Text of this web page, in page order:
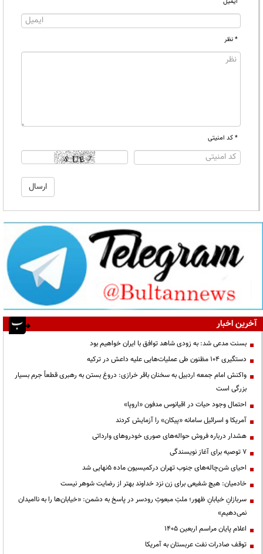
* نظر
* کد امنیتی
آخرین اخبار
بسنت مدعی شد: به زودی شاهد توافق با ایران خواهیم بود
دستگیری ۱۰۴ مظنون طی عملیات‌هایی علیه داعش در ترکیه
واکنش امام جمعه اردبیل به سخنان باقر خرازی: دروغ بستن به رهبری قطعاً جرم بسیار
بزرگی است
احتمال وجود حیات در اقیانوس مدفون «اروپا»
آمریکا و اسرائیل سامانه «پیکان» را آزمایش کردند
هشدار درباره فروش حواله‌های صوری خودروهای وارداتی
۷ توصیه برای آغاز نویسندگی
احیای شن‌چاله‌های جنوب تهران درکمیسیون ماده ۵نهایی شد
خادمیان: هیچ شفیعی برای زن نزد خداوند بهتر از رضایت شوهر نیست
سربازانِ خیابانِ ظهور؛ ملتِ مبعوثِ رودسر در پاسخ به دشمن: «خیابان‌ها را به ناامیدان
نمی‌دهیم»
اعلام پایان مراسم اربعین ۱۴۰۵
توقف صادرات نفت عربستان به آمریکا